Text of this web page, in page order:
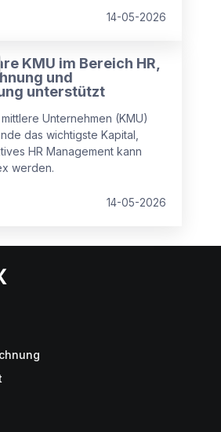
14-05-2026
KMU im Bereich HR,
und
unterstützt
Unternehmen (KMU)
das wichtigste Kapital,
HR Management kann
werden.
14-05-2026